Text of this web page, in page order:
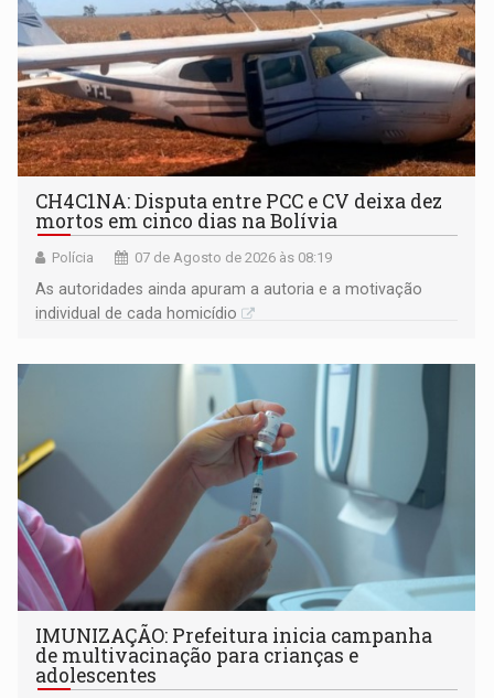
CH4C1NA: Disputa entre PCC e CV deixa dez
mortos em cinco dias na Bolívia
Polícia 07 de Agosto de 2026 às 08:19
As autoridades ainda apuram a autoria e a motivação
individual de cada homicídio
IMUNIZAÇÃO: Prefeitura inicia campanha
de multivacinação para crianças e
adolescentes